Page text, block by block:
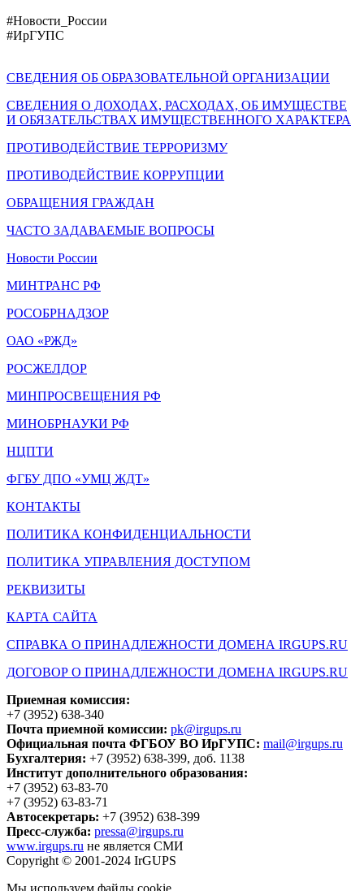
#Новости_России
#ИрГУПС
СВЕДЕНИЯ ОБ ОБРАЗОВАТЕЛЬНОЙ ОРГАНИЗАЦИИ
СВЕДЕНИЯ О ДОХОДАХ, РАСХОДАХ, ОБ ИМУЩЕСТВЕ
И ОБЯЗАТЕЛЬСТВАХ ИМУЩЕСТВЕННОГО ХАРАКТЕРА
ПРОТИВОДЕЙСТВИЕ ТЕРРОРИЗМУ
ПРОТИВОДЕЙСТВИЕ КОРРУПЦИИ
ОБРАЩЕНИЯ ГРАЖДАН
ЧАСТО ЗАДАВАЕМЫЕ ВОПРОСЫ
Новости России
МИНТРАНС РФ
РОСОБРНАДЗОР
ОАО «РЖД»
РОСЖЕЛДОР
МИНПРОСВЕЩЕНИЯ РФ
МИНОБРНАУКИ РФ
НЦПТИ
ФГБУ ДПО «УМЦ ЖДТ»
КОНТАКТЫ
ПОЛИТИКА КОНФИДЕНЦИАЛЬНОСТИ
ПОЛИТИКА УПРАВЛЕНИЯ ДОСТУПОМ
РЕКВИЗИТЫ
КАРТА САЙТА
СПРАВКА О ПРИНАДЛЕЖНОСТИ ДОМЕНА IRGUPS.RU
ДОГОВОР О ПРИНАДЛЕЖНОСТИ ДОМЕНА IRGUPS.RU
Приемная комиссия:
+7 (3952) 638-340
Почта приемной комиссии: pk@irgups.ru
Официальная почта ФГБОУ ВО ИрГУПС: mail@irgups.ru
Бухгалтерия: +7 (3952) 638-399, доб. 1138
Институт дополнительного образования:
+7 (3952) 63-83-70
+7 (3952) 63-83-71
Автосекретарь: +7 (3952) 638-399
Пресс-служба: pressa@irgups.ru
www.irgups.ru не является СМИ
Copyright © 2001-2024 IrGUPS
Мы используем файлы cookie.